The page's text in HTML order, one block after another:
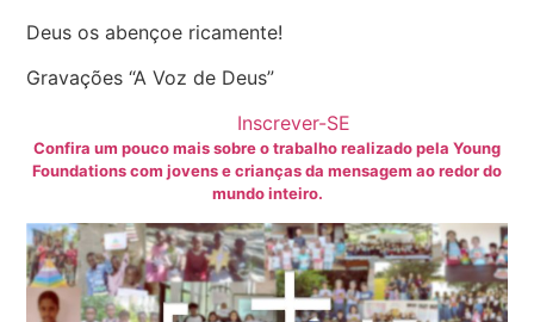
Deus os abençoe ricamente!
Gravações “A Voz de Deus”
Inscrever-SE
Confira um pouco mais sobre o trabalho realizado pela Young
Foundations com jovens e crianças da mensagem ao redor do
mundo inteiro.